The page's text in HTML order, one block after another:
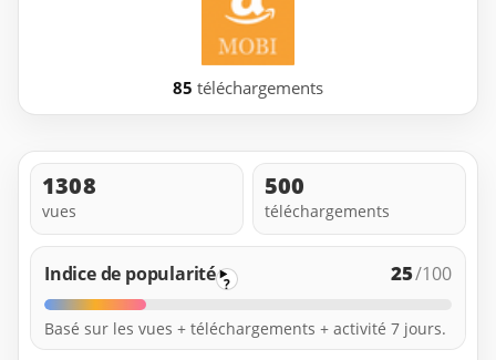
85 téléchargements
1308
vues
500
téléchargements
Indice de popularité ? 25/100
Basé sur les vues + téléchargements + activité 7 jours.